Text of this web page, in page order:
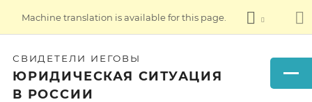
Machine translation is available for this page.
СВИДЕТЕЛИ ИЕГОВЫ
ЮРИДИЧЕСКАЯ СИТУАЦИЯ
В РОССИИ